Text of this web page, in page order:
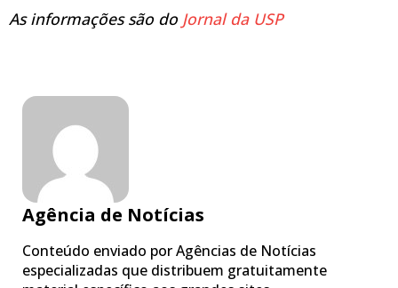
As informações são do Jornal da USP
Agência de Notícias
Conteúdo enviado por Agências de Notícias
especializadas que distribuem gratuitamente